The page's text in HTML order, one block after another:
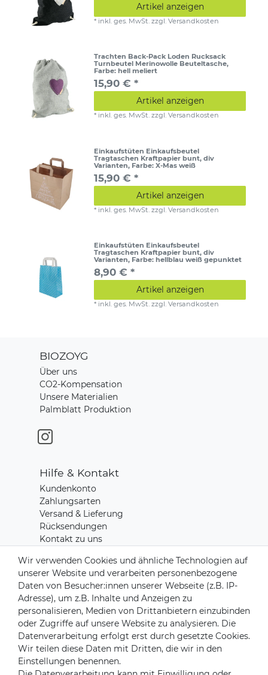
Artikel anzeigen
* inkl. ges. MwSt. zzgl.Versandkosten
Trachten Back-Pack Loden Rucksack
Turnbeutel Merinowolle Beuteltasche,
Farbe: hell meliert
15,90 € *
Artikel anzeigen
* inkl. ges. MwSt. zzgl.Versandkosten
Einkaufstüten Einkaufsbeutel
Tragtaschen Kraftpapier bunt, div
Varianten, Farbe: X-Mas weiß
15,90 € *
Artikel anzeigen
* inkl. ges. MwSt. zzgl.Versandkosten
Einkaufstüten Einkaufsbeutel
Tragtaschen Kraftpapier bunt, div
Varianten, Farbe: hellblau weiß gepunktet
8,90 € *
Artikel anzeigen
* inkl. ges. MwSt. zzgl.Versandkosten
BIOZOYG
Über uns
CO2-Kompensation
Unsere Materialien
Palmblatt Produktion
Hilfe & Kontakt
Kundenkonto
Zahlungsarten
Versand & Lieferung
Rücksendungen
Kontakt zu uns
Zahlungsanbieter
Versandpartner
Wir verwenden Cookies und ähnliche Technologien auf
unserer Website und verarbeiten personenbezogene
Daten von Besucher:innen unserer Webseite (z.B. IP-
Adresse), um z.B. Inhalte und Anzeigen zu
personalisieren, Medien von Drittanbietern einzubinden
oder Zugriffe auf unsere Website zu analysieren. Die
Datenverarbeitung erfolgt erst durch gesetzte Cookies.
Wir teilen diese Daten mit Dritten, die wir in den
Einstellungen benennen.